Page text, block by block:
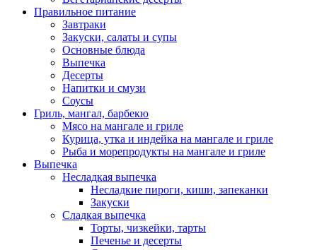
Правильное питание
Завтраки
Закуски, салаты и супы
Основные блюда
Выпечка
Десерты
Напитки и смузи
Соусы
Гриль, мангал, барбекю
Мясо на мангале и гриле
Курица, утка и индейка на мангале и гриле
Рыба и морепродукты на мангале и гриле
Выпечка
Несладкая выпечка
Несладкие пироги, киши, запеканки
Закуски
Сладкая выпечка
Торты, чизкейки, тарты
Печенье и десерты